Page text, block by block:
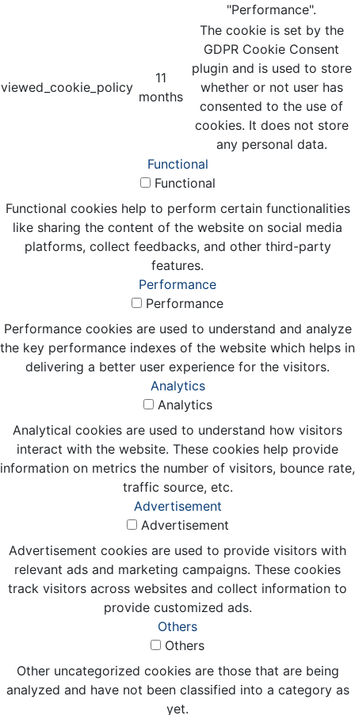
"Performance".
viewed_cookie_policy
11
months
The cookie is set by the
GDPR Cookie Consent
plugin and is used to store
whether or not user has
consented to the use of
cookies. It does not store
any personal data.
Functional
Functional
Functional cookies help to perform certain functionalities
like sharing the content of the website on social media
platforms, collect feedbacks, and other third-party
features.
Performance
Performance
Performance cookies are used to understand and analyze
the key performance indexes of the website which helps in
delivering a better user experience for the visitors.
Analytics
Analytics
Analytical cookies are used to understand how visitors
interact with the website. These cookies help provide
information on metrics the number of visitors, bounce rate,
traffic source, etc.
Advertisement
Advertisement
Advertisement cookies are used to provide visitors with
relevant ads and marketing campaigns. These cookies
track visitors across websites and collect information to
provide customized ads.
Others
Others
Other uncategorized cookies are those that are being
analyzed and have not been classified into a category as
yet.